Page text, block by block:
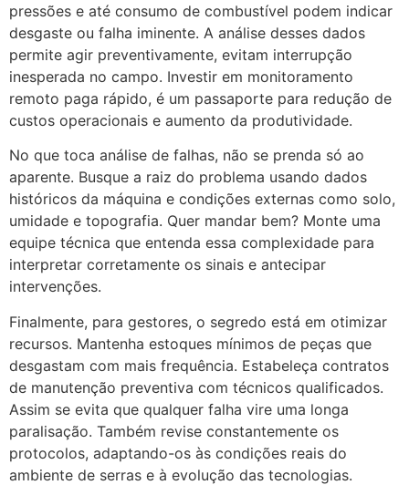
pressões e até consumo de combustível podem indicar
desgaste ou falha iminente. A análise desses dados
permite agir preventivamente, evitam interrupção
inesperada no campo. Investir em monitoramento
remoto paga rápido, é um passaporte para redução de
custos operacionais e aumento da produtividade.
No que toca análise de falhas, não se prenda só ao
aparente. Busque a raiz do problema usando dados
históricos da máquina e condições externas como solo,
umidade e topografia. Quer mandar bem? Monte uma
equipe técnica que entenda essa complexidade para
interpretar corretamente os sinais e antecipar
intervenções.
Finalmente, para gestores, o segredo está em otimizar
recursos. Mantenha estoques mínimos de peças que
desgastam com mais frequência. Estabeleça contratos
de manutenção preventiva com técnicos qualificados.
Assim se evita que qualquer falha vire uma longa
paralisação. Também revise constantemente os
protocolos, adaptando-os às condições reais do
ambiente de serras e à evolução das tecnologias.